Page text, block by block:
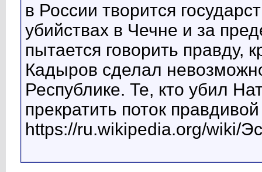
в России творится
убийствах в Чечне и за
пытается говорить правду,
Кадыров сделал
Республике. Те, кто убил
прекратить поток
https://ru.wikipedia.org/wiki/